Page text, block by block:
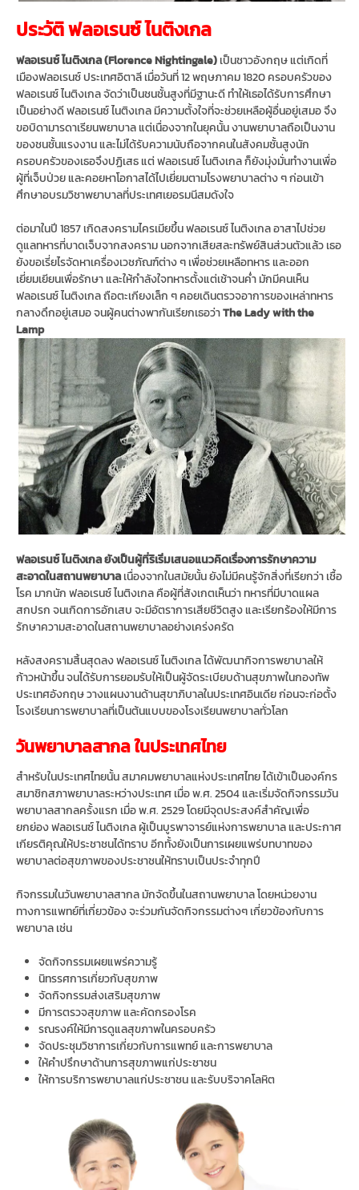
ประวัติ ฟลอเรนซ์ ไนติงเกล
ฟลอเรนซ์ ไนติงเกล (Florence Nightingale) เป็นชาวอังกฤษ แต่เกิดที่
เมืองฟลอเรนซ์ ประเทศอิตาลี เมื่อวันที่ 12 พฤษภาคม 1820 ครอบครัวของ
ฟลอเรนซ์ ไนติงเกล จัดว่าเป็นชนชั้นสูงที่มีฐานะดี ทำให้เธอได้รับการศึกษา
เป็นอย่างดี ฟลอเรนซ์ ไนติงเกล มีความตั้งใจที่จะช่วยเหลือผู้อื่นอยู่เสมอ จึง
ขอบิดามารดาเรียนพยาบาล แต่เนื่องจากในยุคนั้น งานพยาบาลถือเป็นงาน
ของชนชั้นแรงงาน และไม่ได้รับความนับถือจากคนในสังคมชั้นสูงนัก
ครอบครัวของเธอจึงปฏิเสธ แต่ ฟลอเรนซ์ ไนติงเกล ก็ยังมุ่งมั่นทำงานเพื่อ
ผู้ที่เจ็บป่วย และคอยหาโอกาสได้ไปเยี่ยมตามโรงพยาบาลต่าง ๆ ก่อนเข้า
ศึกษาอบรมวิชาพยาบาลที่ประเทศเยอรมนีสมดังใจ
ต่อมาในปี 1857 เกิดสงครามไครเมียขึ้น ฟลอเรนซ์ ไนติงเกล อาสาไปช่วย
ดูแลทหารที่บาดเจ็บจากสงคราม นอกจากเสียสละทรัพย์สินส่วนตัวแล้ว เธอ
ยังขอเรี่ยไรจัดหาเครื่องเวชภัณฑ์ต่าง ๆ เพื่อช่วยเหลือทหาร และออก
เยี่ยมเยียนเพื่อรักษา และให้กำลังใจทหารตั้งแต่เช้าจนค่ำ มักมีคนเห็น
ฟลอเรนซ์ ไนติงเกล ถือตะเกียงเล็ก ๆ คอยเดินตรวจอาการของเหล่าทหาร
กลางดึกอยู่เสมอ จนผู้คนต่างพากันเรียกเธอว่าThe Lady with the
Lamp
ฟลอเรนซ์ ไนติงเกล ยังเป็นผู้ที่ริเริ่มเสนอแนวคิดเรื่องการรักษาความ
สะอาดในสถานพยาบาลเนื่องจากในสมัยนั้น ยังไม่มีคนรู้จักสิ่งที่เรียกว่า เชื้อ
โรค มากนัก ฟลอเรนซ์ ไนติงเกล คือผู้ที่สังเกตเห็นว่า ทหารที่มีบาดแผล
สกปรก จนเกิดการอักเสบ จะมีอัตราการเสียชีวิตสูง และเรียกร้องให้มีการ
รักษาความสะอาดในสถานพยาบาลอย่างเคร่งครัด
หลังสงครามสิ้นสุดลง ฟลอเรนซ์ ไนติงเกล ได้พัฒนากิจการพยาบาลให้
ก้าวหน้าขึ้น จนได้รับการยอมรับให้เป็นผู้จัดระเบียบด้านสุขภาพในกองทัพ
ประเทศอังกฤษ วางแผนงานด้านสุขาภิบาลในประเทศอินเดีย ก่อนจะก่อตั้ง
โรงเรียนการพยาบาลที่เป็นต้นแบบของโรงเรียนพยาบาลทั่วโลก
วันพยาบาลสากล ในประเทศไทย
สำหรับในประเทศไทยนั้น สมาคมพยาบาลแห่งประเทศไทย ได้เข้าเป็นองค์กร
สมาชิกสภาพยาบาลระหว่างประเทศ เมื่อ พ.ศ. 2504 และเริ่มจัดกิจกรรมวัน
พยาบาลสากลครั้งแรก เมื่อ พ.ศ. 2529 โดยมีจุดประสงค์สำคัญเพื่อ
ยกย่อง ฟลอเรนซ์ ไนติงเกล ผู้เป็นบูรพาจารย์แห่งการพยาบาล และประกาศ
เกียรติคุณให้ประชาชนได้ทราบ อีกทั้งยังเป็นการเผยแพร่บทบาทของ
พยาบาลต่อสุขภาพของประชาชนให้ทราบเป็นประจำทุกปี
กิจกรรมในวันพยาบาลสากล มักจัดขึ้นในสถานพยาบาล โดยหน่วยงาน
ทางการแพทย์ที่เกี่ยวข้อง จะร่วมกันจัดกิจกรรมต่างๆ เกี่ยวข้องกับการ
พยาบาล เช่น
จัดกิจกรรมเผยแพร่ความรู้
นิทรรศการเกี่ยวกับสุขภาพ
จัดกิจกรรมส่งเสริมสุขภาพ
มีการตรวจสุขภาพ และคัดกรองโรค
รณรงค์ให้มีการดูแลสุขภาพในครอบครัว
จัดประชุมวิชาการเกี่ยวกับการแพทย์ และการพยาบาล
ให้คำปรึกษาด้านการสุขภาพแก่ประชาชน
ให้การบริการพยาบาลแก่ประชาชน และรับบริจาคโลหิต